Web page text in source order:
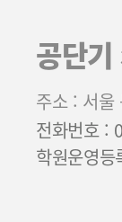
공단기
주소 : 서
전화번호 :
학원운영